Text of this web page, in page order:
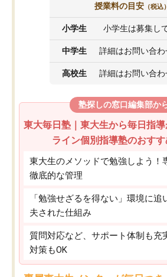
授業料の目安 （税込）
小学生 小学生は募集し
中学生 詳細はお問い合
高校生 詳細はお問い合
塾探しの窓口編集部か
東大毎日塾｜東大生から毎日指
ライン個別指導塾のおすす
東大生のメソッドで勉強しよう！
徹底的な管理
「勉強せざるを得ない」環境に
夫された仕組み
質問対応など、サポート体制も充
対策もOK